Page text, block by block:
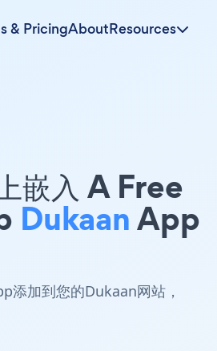
& PricingAboutResources
嵌入 A Free
DukaanApp
添加到您的Dukaan网站，